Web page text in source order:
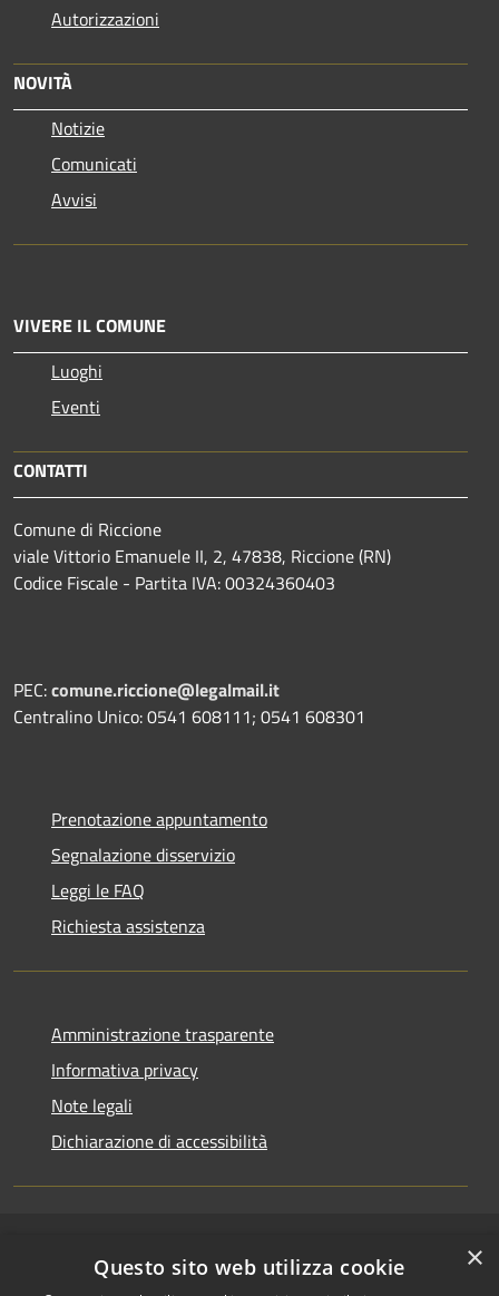
Autorizzazioni
NOVITÀ
Notizie
Comunicati
Avvisi
VIVERE IL COMUNE
Luoghi
Eventi
CONTATTI
Comune di Riccione
viale Vittorio Emanuele II, 2, 47838, Riccione (RN)
Codice Fiscale - Partita IVA: 00324360403
PEC:comune.riccione@legalmail.it
Centralino Unico: 0541 608111; 0541 608301
Prenotazione appuntamento
Segnalazione disservizio
Leggi le FAQ
Richiesta assistenza
Amministrazione trasparente
Informativa privacy
Note legali
Dichiarazione di accessibilità
Accessibilità
Copyright © 2026 • Comune di
Riccione • Powered by
×
Questo sito web utilizza cookie